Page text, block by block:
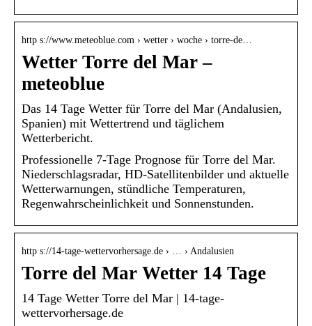
http s://www.meteoblue.com › wetter › woche › torre-de…
Wetter Torre del Mar –
meteoblue
Das 14 Tage Wetter für Torre del Mar (Andalusien,
Spanien) mit Wettertrend und täglichem
Wetterbericht.
Professionelle 7-Tage Prognose für Torre del Mar.
Niederschlagsradar, HD-Satellitenbilder und aktuelle
Wetterwarnungen, stündliche Temperaturen,
Regenwahrscheinlichkeit und Sonnenstunden.
http s://14-tage-wettervorhersage.de › … › Andalusien
Torre del Mar Wetter 14 Tage
14 Tage Wetter Torre del Mar | 14-tage-
wettervorhersage.de